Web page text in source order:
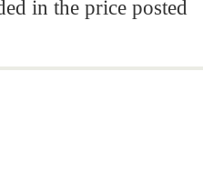
in the price posted